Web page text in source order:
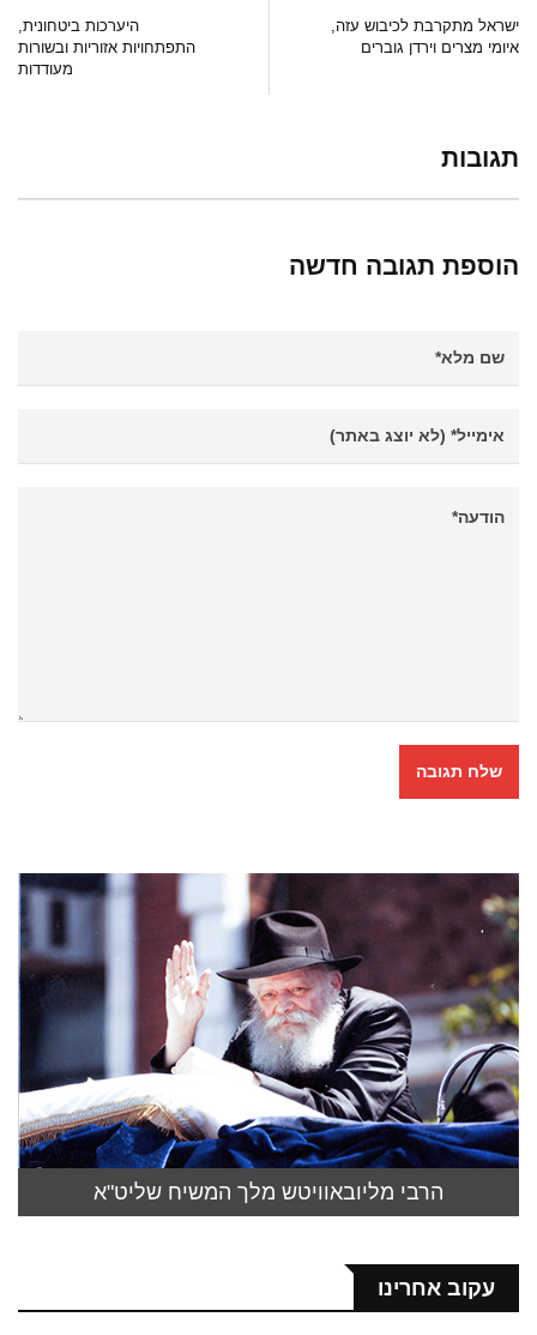
ישראל מתקרבת לכיבוש עזה,
איומי מצרים וירדן גוברים
היערכות ביטחונית,
התפתחויות אזוריות ובשורות
מעודדות
תגובות
הוספת תגובה חדשה
הרבי מליובאוויטש מלך המשיח שליט"א
עקוב אחרינו